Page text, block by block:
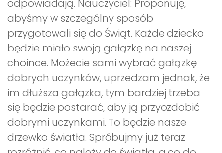
odpowiadają. Nauczyciel: Proponuję,
abyśmy w szczególny sposób
przygotowali się do Świąt. Każde dziecko
będzie miało swoją gałązkę na naszej
choince. Możecie sami wybrać gałązkę
dobrych uczynków, uprzedzam jednak, że
im dłuższa gałązka, tym bardziej trzeba
się będzie postarać, aby ją przyozdobić
dobrymi uczynkami. To będzie nasze
drzewko światła. Spróbujmy już teraz